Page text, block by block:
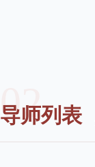
02
导师列表